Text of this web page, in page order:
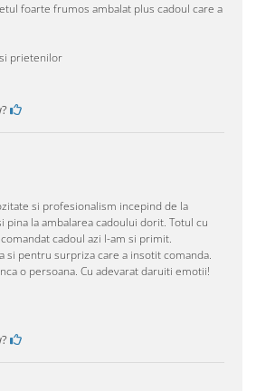
foarte frumos ambalat plus cadoul care a
prietenilor
si profesionalism incepind de la
la ambalarea cadoului dorit. Totul cu
cadoul azi l-am si primit.
si pentru surpriza care a insotit comanda.
o persoana. Cu adevarat daruiti emotii!